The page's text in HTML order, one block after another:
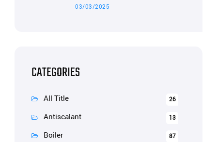
03/03/2025
CATEGORIES
All Title 26
Antiscalant 13
Boiler 87